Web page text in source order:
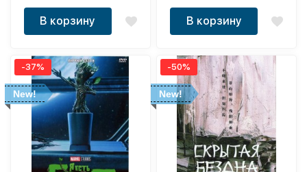
В корзину В корзину
New!
-37%
New!
-50%